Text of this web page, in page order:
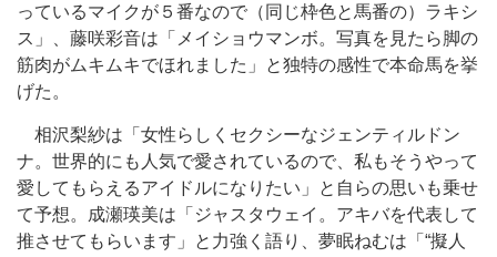
っているマイクが５番なので（同じ枠色と馬番の）ラキシ
ス」、藤咲彩音は「メイショウマンボ。写真を見たら脚の
筋肉がムキムキでほれました」と独特の感性で本命馬を挙
げた。
相沢梨紗は「女性らしくセクシーなジェンティルドン
ナ。世界的にも人気で愛されているので、私もそうやって
愛してもらえるアイドルになりたい」と自らの思いも乗せ
て予想。成瀬瑛美は「ジャスタウェイ。アキバを代表して
推させてもらいます」と力強く語り、夢眠ねむは「“擬人